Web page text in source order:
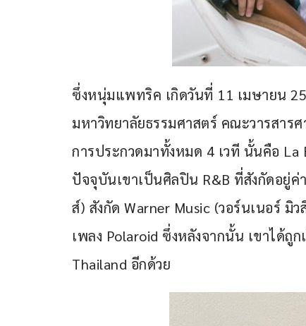
ซึ่งหนุ่มแพทริค เกิดวันที่ 11 เมษายน
มหาวิทยาลัยธรรมศาสตร์ คณะวารสาร
การประกวดมาทั้งหมด 4 เวที นั้นคือ
ปัจจุบันเขาเป็นศิลปิน R&B ที่สังกัดอยู่ค่
ส์) สังกัด Warner Music (วอร์นเนอร์
เพลง Polaroid ซึ่งหลังจากนั้น เขาได้ถู
Thailand อีกด้วย